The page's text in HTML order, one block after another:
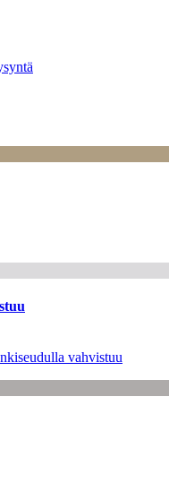
vahvistuu